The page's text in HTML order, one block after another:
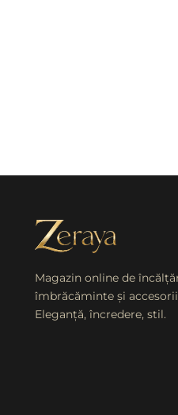
Magazin online de
îmbrăcăminte și
Eleganță, încredere, stil.